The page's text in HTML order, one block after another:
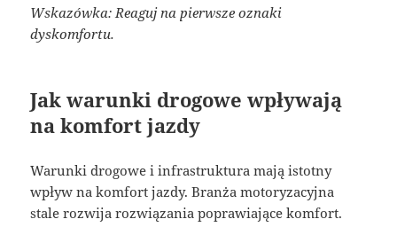
Wskazówka: Reaguj na pierwsze oznaki
dyskomfortu.
Jak warunki drogowe wpływają
na komfort jazdy
Warunki drogowe i infrastruktura mają istotny
wpływ na komfort jazdy. Branża motoryzacyjna
stale rozwija rozwiązania poprawiające komfort.